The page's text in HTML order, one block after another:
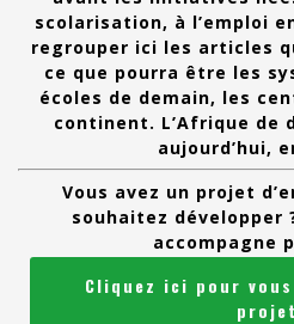
scolarisation, à l’emploi
regrouper ici les articles
ce que pourra être les
écoles de demain, les
continent. L’Afrique de
aujourd’hui,
Vous avez un projet
souhaitez développer
accompagne
Cliquez ici pour
projet